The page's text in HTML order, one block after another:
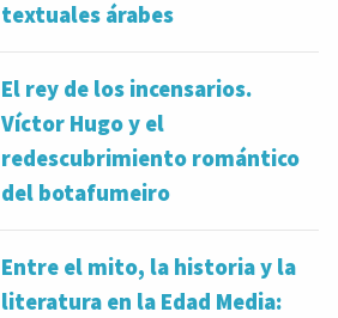
textuales árabes
El rey de los incensarios.
Víctor Hugo y el
redescubrimiento romántico
del botafumeiro
Entre el mito, la historia y la
literatura en la Edad Media: